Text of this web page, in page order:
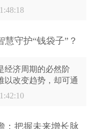
困境提供了极具可行
台化高效运作、科技
理，规范经营，提升
透明度和履约能力，
金融支持的前提。对
守护“钱袋子”？
经济周期的必然阶
以改变趋势，却可通
财策略有效应对。关
展投资视野，在风险
：把握未来增长脉